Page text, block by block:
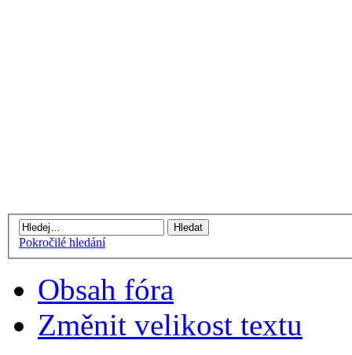
Pokročilé hledání
Obsah fóra
Změnit velikost textu